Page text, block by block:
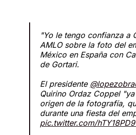
"Yo le tengo confianza a
AMLO sobre la foto del
México en España con
de Gortari.
El presidente
Quirino Ordaz Coppel
origen de la fotografía,
durante una fiesta del
pic.twitter.com/